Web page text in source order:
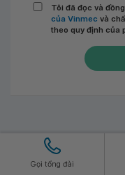
Tôi đã đọc và
của Vinmec và
theo quy định của
Gọi tổng đài